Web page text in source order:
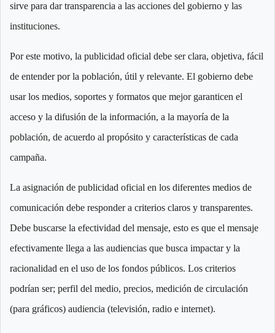
sirve para dar transparencia a las acciones del gobierno y las
instituciones.
Por este motivo, la publicidad oficial debe ser clara, objetiva, fácil
de entender por la población, útil y relevante. El gobierno debe
usar los medios, soportes y formatos que mejor garanticen el
acceso y la difusión de la información, a la mayoría de la
población, de acuerdo al propósito y características de cada
campaña.
La asignación de publicidad oficial en los diferentes medios de
comunicación debe responder a criterios claros y transparentes.
Debe buscarse la efectividad del mensaje, esto es que el mensaje
efectivamente llega a las audiencias que busca impactar y la
racionalidad en el uso de los fondos públicos. Los criterios
podrían ser; perfil del medio, precios, medición de circulación
(para gráficos) audiencia (televisión, radio e internet).